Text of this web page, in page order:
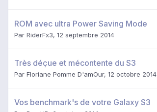
ROM avec ultra Power Saving Mode
Par RiderFx3, 12 septembre 2014
Très déçue et mécontente du S3
Par Floriane Pomme D'amOur, 12 octobre 2014
Vos benchmark's de votre Galaxy S3